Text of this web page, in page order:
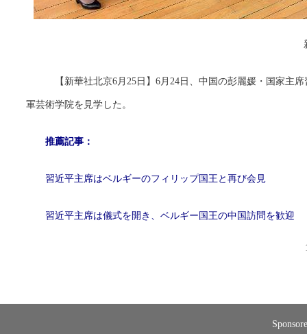
【新華社北京6月25日】6月24日、中国の彭麗媛・国家主
軍芸術学院を見学した。
推薦記事：
習近平主席はベルギーのフィリップ国王と再び会見
習近平主席は儀式を開き、ベルギー国王の中国訪問を歓迎